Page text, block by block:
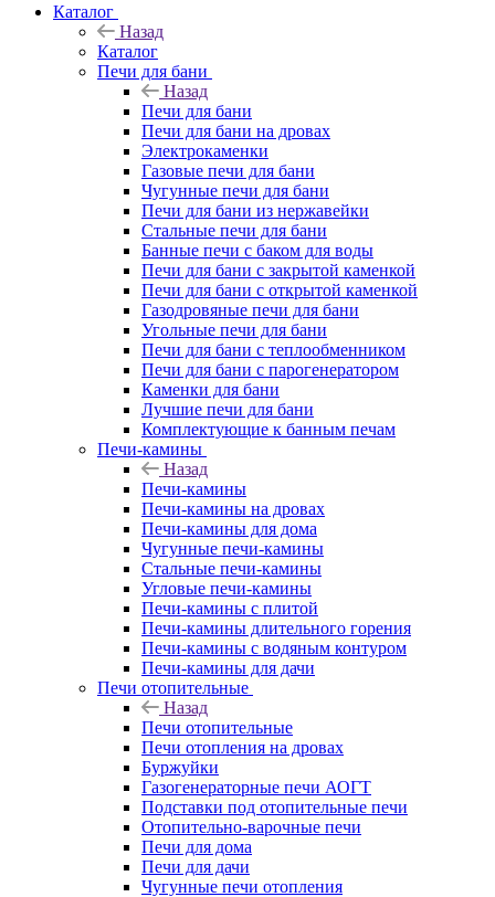
Каталог
Назад
Каталог
Печи для бани
Назад
Печи для бани
Печи для бани на дровах
Электрокаменки
Газовые печи для бани
Чугунные печи для бани
Печи для бани из нержавейки
Стальные печи для бани
Банные печи с баком для воды
Печи для бани с закрытой каменкой
Печи для бани с открытой каменкой
Газодровяные печи для бани
Угольные печи для бани
Печи для бани с теплообменником
Печи для бани с парогенератором
Каменки для бани
Лучшие печи для бани
Комплектующие к банным печам
Печи-камины
Назад
Печи-камины
Печи-камины на дровах
Печи-камины для дома
Чугунные печи-камины
Стальные печи-камины
Угловые печи-камины
Печи-камины с плитой
Печи-камины длительного горения
Печи-камины с водяным контуром
Печи-камины для дачи
Печи отопительные
Назад
Печи отопительные
Печи отопления на дровах
Буржуйки
Газогенераторные печи АОГТ
Подставки под отопительные печи
Отопительно-варочные печи
Печи для дома
Печи для дачи
Чугунные печи отопления